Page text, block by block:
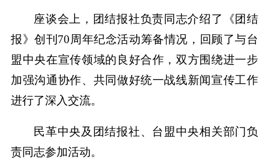
座谈会上，团结报社负责同志介绍了《团结
报》创刊70周年纪念活动筹备情况，回顾了与台
盟中央在宣传领域的良好合作，双方围绕进一步
加强沟通协作、共同做好统一战线新闻宣传工作
进行了深入交流。
民革中央及团结报社、台盟中央相关部门负
责同志参加活动。